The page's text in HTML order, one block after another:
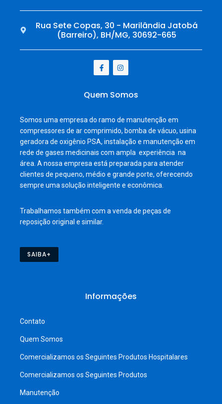
Rua Sete Copas, 30 - Marilândia Jatobá
(Barreiro), BH/MG, 30692-665
Quem Somos
Somos uma empresa do ramo de manutenção em
compressores de ar comprimido, bomba de vácuo, usina
geradora de oxigênio PSA, instalação e manutenção em
rede de gases medicinais com ampla experiência na
área. A nossa empresa está preparada para atender
clientes de pequeno, médio e grande porte, oferecendo
sempre uma solução inteligente e econômica.
Trabalhamos também com a venda de peças de
reposição original e similar.
SAIBA+
Informações
Contato
Quem Somos
Comercializamos os Seguintes Produtos Hospitalares
Comercializamos os Seguintes Produtos
Manutenção